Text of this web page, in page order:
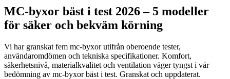
MC-byxor bäst i test 2026 – 5 modeller
för säker och bekväm körning
Vi har granskat fem mc-byxor utifrån oberoende tester,
användaromdömen och tekniska specifikationer. Komfort,
säkerhetsnivå, materialkvalitet och ventilation väger tyngst i vår
bedömning av mc-byxor bäst i test. Granskat och uppdaterat.